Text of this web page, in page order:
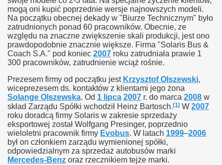
mogą oni kupić poprzednie wersje najnowszych modeli.
Na początku obecnej dekady w "Biurze Technicznym" było
zatrudnionych ponad 60 pracowników. Obecnie, ze
względu na znaczne zwiększenie skali produkcji, jest ono
prawdopodobnie znacznie większe. Firma "Solaris Bus &
Coach S.A." pod koniec 2007 roku zatrudniała prawie 1
300 pracowników, zatrudnienie wciąż rośnie.
Prezesem firmy od początku jest Krzysztof Olszewski,
wiceprezesem ds. kontaktów z klientami jego żona
Solange Olszewska. Od 1 lipca 2007 r. do marca 2008 w
skład Zarządu Spółki wchodził Heinz Bartosch.[1] W 2007
roku doradcą firmy Solaris w zakresie sprzedaży
eksportowej został Wolfgang Presinger, poprzednio
wieloletni pracownik firmy Evobus. W latach 1999–2006
był on członkiem zarządu wymienionej spółki,
odpowiedzialnym za sprzedaż autobusów marki
Mercedes-Benz oraz rzecznikiem tejże marki.